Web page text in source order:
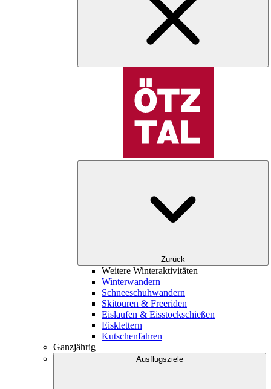
Zurück
Weitere Winteraktivitäten
Winterwandern
Schneeschuhwandern
Skitouren & Freeriden
Eislaufen & Eisstockschießen
Eisklettern
Kutschenfahren
Ganzjährig
Ausflugsziele